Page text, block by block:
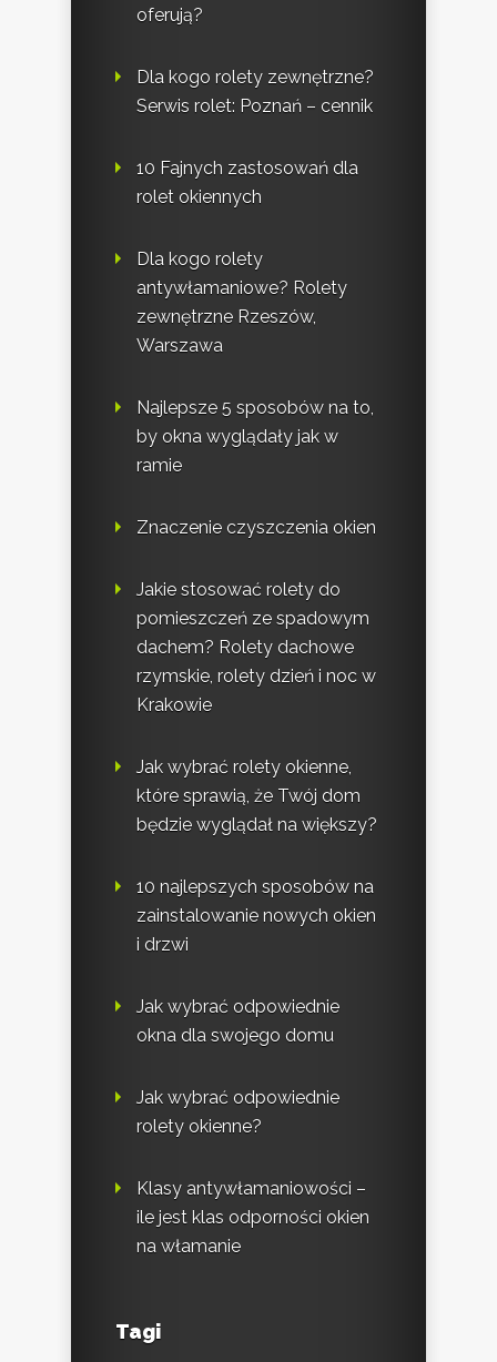
oferują?
Dla kogo rolety zewnętrzne?
Serwis rolet: Poznań – cennik
10 Fajnych zastosowań dla
rolet okiennych
Dla kogo rolety
antywłamaniowe? Rolety
zewnętrzne Rzeszów,
Warszawa
Najlepsze 5 sposobów na to,
by okna wyglądały jak w
ramie
Znaczenie czyszczenia okien
Jakie stosować rolety do
pomieszczeń ze spadowym
dachem? Rolety dachowe
rzymskie, rolety dzień i noc w
Krakowie
Jak wybrać rolety okienne,
które sprawią, że Twój dom
będzie wyglądał na większy?
10 najlepszych sposobów na
zainstalowanie nowych okien
i drzwi
Jak wybrać odpowiednie
okna dla swojego domu
Jak wybrać odpowiednie
rolety okienne?
Klasy antywłamaniowości –
ile jest klas odporności okien
na włamanie
Tagi